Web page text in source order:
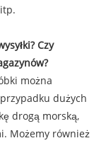
Czy
można
przypadku dużych
drogą morską,
Możemy również